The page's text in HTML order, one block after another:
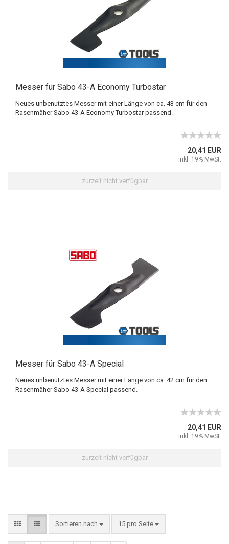
Messer für Sabo 43-A Economy Turbostar
Neues unbenutztes Messer mit einer Länge von ca. 43 cm für den
Rasenmäher Sabo 43-A Economy Turbostar passend.
20,41 EUR
inkl. 19% MwSt.
zurzeit nicht verfügbar
Messer für Sabo 43-A Special
Neues unbenutztes Messer mit einer Länge von ca. 42 cm für den
Rasenmäher Sabo 43-A Special passend.
20,41 EUR
inkl. 19% MwSt.
zurzeit nicht verfügbar
Sortieren nach 15 pro Seite